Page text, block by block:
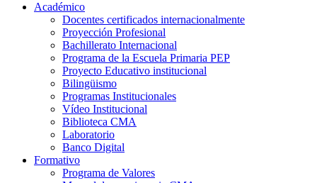
Académico
Docentes certificados internacionalmente
Proyección Profesional
Bachillerato Internacional
Programa de la Escuela Primaria PEP
Proyecto Educativo institucional
Bilingüismo
Programas Institucionales
Vídeo Institucional
Biblioteca CMA
Laboratorio
Banco Digital
Formativo
Programa de Valores